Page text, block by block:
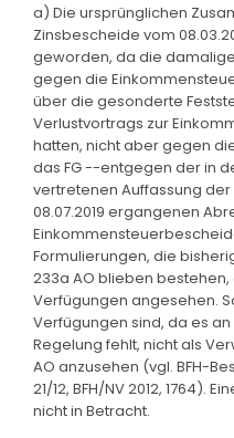
a) Die ursprünglichen
Zinsbescheide vom
geworden, da die
gegen die
über die gesonderte
Verlustvortrags zur
hatten, nicht aber gegen
das FG --entgegen der in
vertretenen Auffassung
08.07.2019 ergangenen
Formulierungen, die
233a AO blieben
Verfügungen angesehen.
Verfügungen sind, da es
Regelung fehlt, nicht als
AO anzusehen (vgl. BFH-
21/12, BFH/NV 2012, 1764).
nicht in Betracht.